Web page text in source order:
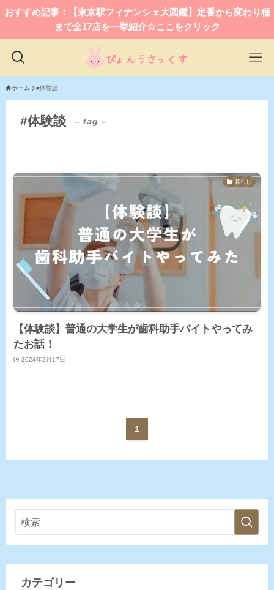
おすすめ記事：【東京駅フィナンシェ大図鑑】定番から変わり種
まで全17店を一挙紹介☆ここをクリック
ホーム #体験談
#体験談 – tag –
暮らし
【体験談】普通の大学生が歯科助手バイトやってみ
たお話！
2024年2月17日
1
カテゴリー